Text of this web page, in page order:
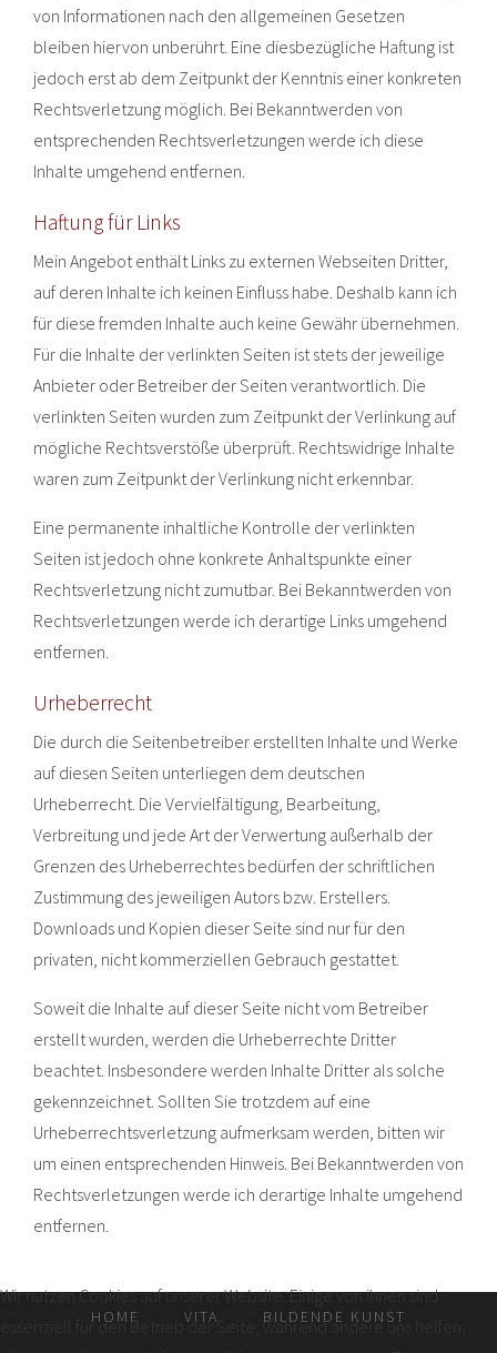
von Informationen nach den allgemeinen Gesetzen
bleiben hiervon unberührt. Eine diesbezügliche Haftung ist
jedoch erst ab dem Zeitpunkt der Kenntnis einer konkreten
Rechtsverletzung möglich. Bei Bekanntwerden von
entsprechenden Rechtsverletzungen werde ich diese
Inhalte umgehend entfernen.
Haftung für Links
Mein Angebot enthält Links zu externen Webseiten Dritter,
auf deren Inhalte ich keinen Einfluss habe. Deshalb kann ich
für diese fremden Inhalte auch keine Gewähr übernehmen.
Für die Inhalte der verlinkten Seiten ist stets der jeweilige
Anbieter oder Betreiber der Seiten verantwortlich. Die
verlinkten Seiten wurden zum Zeitpunkt der Verlinkung auf
mögliche Rechtsverstöße überprüft. Rechtswidrige Inhalte
waren zum Zeitpunkt der Verlinkung nicht erkennbar.
Eine permanente inhaltliche Kontrolle der verlinkten
Seiten ist jedoch ohne konkrete Anhaltspunkte einer
Rechtsverletzung nicht zumutbar. Bei Bekanntwerden von
Rechtsverletzungen werde ich derartige Links umgehend
entfernen.
Urheberrecht
Die durch die Seitenbetreiber erstellten Inhalte und Werke
auf diesen Seiten unterliegen dem deutschen
Urheberrecht. Die Vervielfältigung, Bearbeitung,
Verbreitung und jede Art der Verwertung außerhalb der
Grenzen des Urheberrechtes bedürfen der schriftlichen
Zustimmung des jeweiligen Autors bzw. Erstellers.
Downloads und Kopien dieser Seite sind nur für den
privaten, nicht kommerziellen Gebrauch gestattet.
Soweit die Inhalte auf dieser Seite nicht vom Betreiber
erstellt wurden, werden die Urheberrechte Dritter
beachtet. Insbesondere werden Inhalte Dritter als solche
gekennzeichnet. Sollten Sie trotzdem auf eine
Urheberrechtsverletzung aufmerksam werden, bitten wir
um einen entsprechenden Hinweis. Bei Bekanntwerden von
Rechtsverletzungen werde ich derartige Inhalte umgehend
entfernen.
HOME VITA BILDENDE KUNST
Wir nutzen Cookies auf unserer Website. Einige von ihnen sind
essenziell für den Betrieb der Seite, während andere uns helfen,